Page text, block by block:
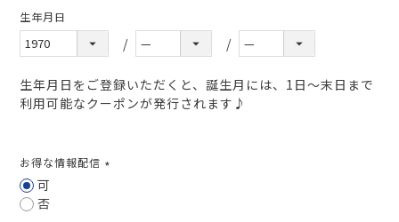
生年月日
生年月日をご登録いただくと、誕生月には、1日～末日まで
利用可能なクーポンが発行されます♪
お得な情報配信
可
否